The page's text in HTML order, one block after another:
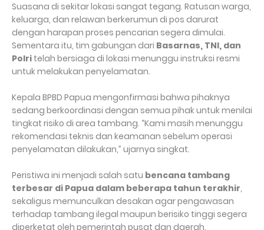
Suasana di sekitar lokasi sangat tegang. Ratusan warga,
keluarga, dan relawan berkerumun di pos darurat
dengan harapan proses pencarian segera dimulai.
Sementara itu, tim gabungan dari Basarnas, TNI, dan
Polri telah bersiaga di lokasi menunggu instruksi resmi
untuk melakukan penyelamatan.
Kepala BPBD Papua mengonfirmasi bahwa pihaknya
sedang berkoordinasi dengan semua pihak untuk menilai
tingkat risiko di area tambang. “Kami masih menunggu
rekomendasi teknis dan keamanan sebelum operasi
penyelamatan dilakukan,” ujarnya singkat.
Peristiwa ini menjadi salah satu bencana tambang
terbesar di Papua dalam beberapa tahun terakhir,
sekaligus memunculkan desakan agar pengawasan
terhadap tambang ilegal maupun berisiko tinggi segera
diperketat oleh pemerintah pusat dan daerah.